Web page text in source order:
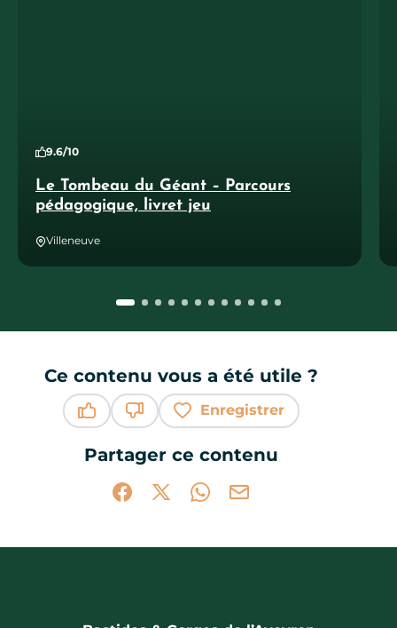
Le Tombeau du Géant – Parcours
pédagogique, livret jeu
9.6/10
Villeneuve
Ce contenu vous a été utile ?
Enregistrer
Partager ce contenu
Partager sur Facebook (nouvelle
Partager sur X / Twitter (nouvelle
Partager sur WhatsApp
Partager par mail